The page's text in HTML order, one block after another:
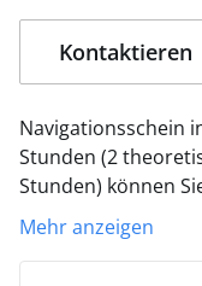
Kontaktieren
Navigationsschein
Stunden (2
Stunden) können
dem Sie Boote bis
Power-Jetskis
Mehr anzeigen